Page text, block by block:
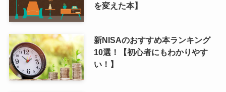
を変えた本】
新NISAのおすすめ本ランキング
10選！【初心者にもわかりやす
い！】